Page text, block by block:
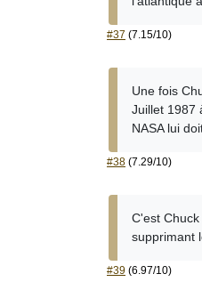
#37 (7.15/10)
Une fois
Juillet 1987
NASA lui
#38 (7.29/10)
C'est
supprimant
#39 (6.97/10)